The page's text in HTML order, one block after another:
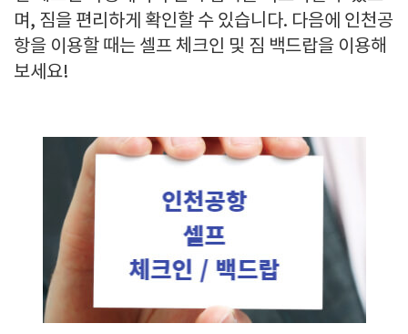
며, 짐을 편리하게 확인할 수 있습니다. 다음에 인천공
항을 이용할 때는 셀프 체크인 및 짐 백드랍을 이용해
보세요!